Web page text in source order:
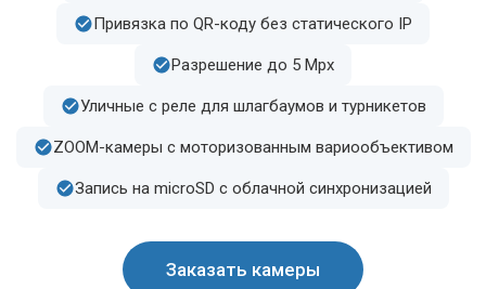
Привязка по QR-коду без статического IP
Разрешение до 5 Mpx
Уличные с реле для шлагбаумов и турникетов
ZOOM-камеры с моторизованным вариообъективом
Запись на microSD с облачной синхронизацией
Заказать камеры